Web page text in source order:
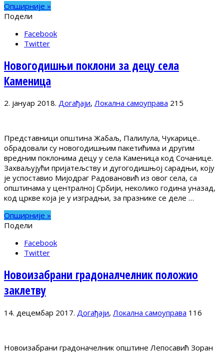
Опширније »
Подели
Facebook
Twitter
Новогодишњи поклони за децу села
Каменица
2. јануар 2018. Догађаји, Локална самоуправа 215
Представници општина Жабаљ, Палилула, Чукарице..
обрадовали су новогодишњим пакетићима и другим
вредним поклонима децу у села Каменица код Сочанице.
Захваљујући пријатељству и дугогодишњој сарадњи, коју
је успоставио Мијодраг Радовановић из овог села, са
општинама у централној Србији, неколико година уназад,
код цркве која је у изградњи, за празнике се деле …
Опширније »
Подели
Facebook
Twitter
Новоизабрани градоналчелник положио
заклетву
14. децембар 2017. Догађаји, Локална самоуправа 116
Новоизабрани градоначелник општине Лепосавић Зоран